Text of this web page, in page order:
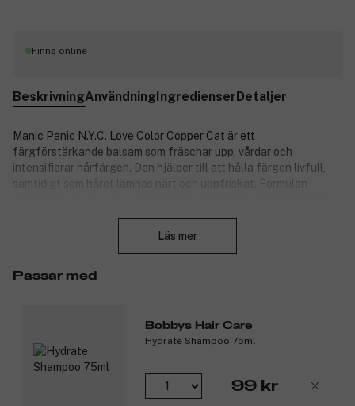
Finns online
BeskrivningAnvändningIngredienserDetaljer
Manic Panic N.Y.C. Love Color Copper Cat är ett
färgförstärkande balsam som fräschar upp, vårdar och
intensifierar hårfärgen. Den hjälper till att hålla färgen livfull,
samtidigt som håret lämnas närt och uppfriskat. Formulan
bärnstensfärgad mellankopparnyans som fräschar upp urblekt
kan en andra applicering ge mer djup.
Läs mer
Passar med
Bobbys Hair Care
Hydrate Shampoo 75ml
99 kr